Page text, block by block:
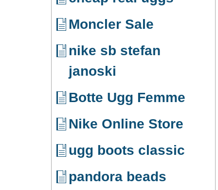
Moncler Sale
nike sb stefan
janoski
Botte Ugg Femme
Nike Online Store
ugg boots classic
pandora beads